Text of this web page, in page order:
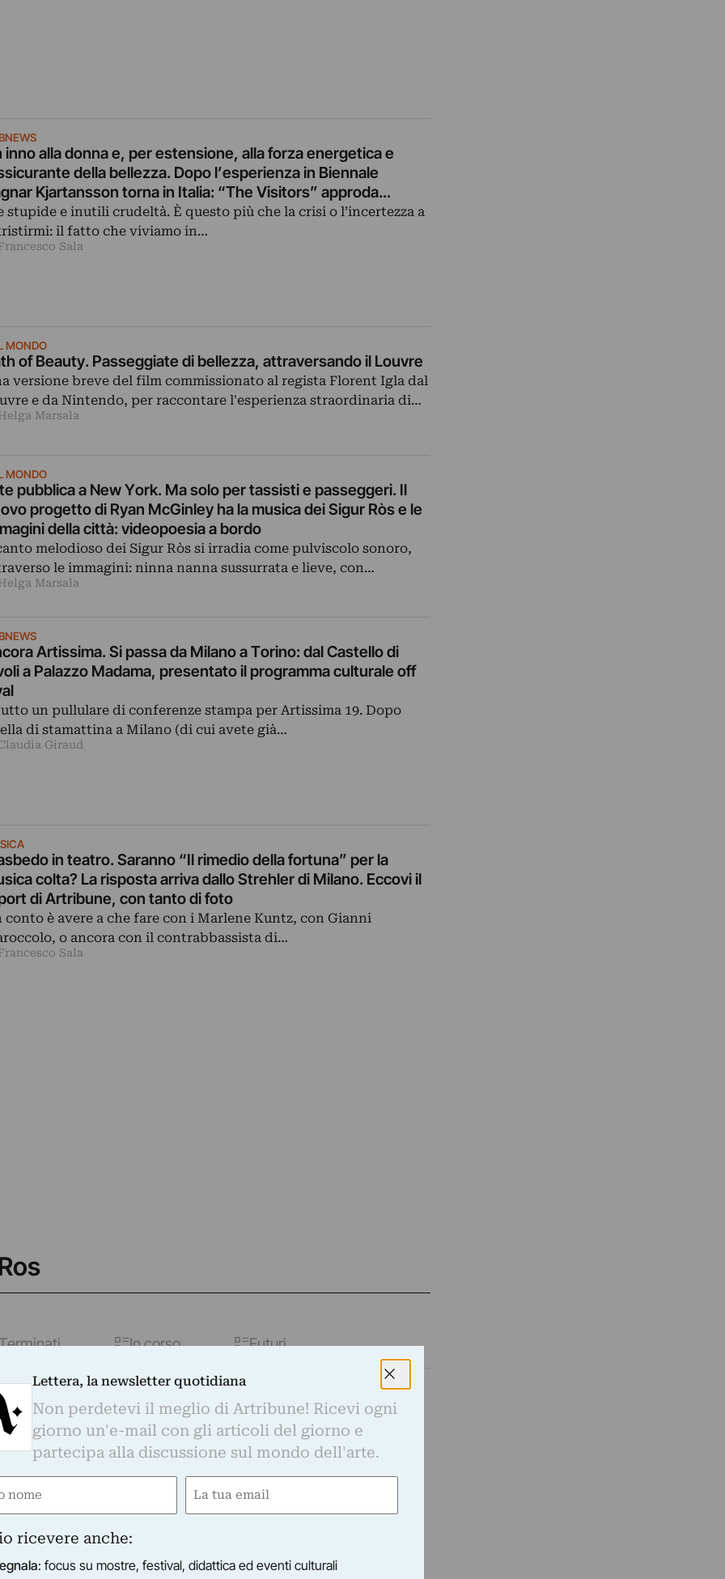
inno alla donna e, per estensione, alla forza energetica e
della bellezza. Dopo l’esperienza in Biennale
Kjartansson torna in Italia: “The Visitors” approda
Bicocca
stupide e inutili crudeltà. È questo più che la crisi o l’incertezza a
il fatto che viviamo in…
Sala
MONDO
of Beauty. Passeggiate di bellezza, attraversando il Louvre
versione breve del film commissionato al regista Florent Igla dal
e da Nintendo, per raccontare l'esperienza straordinaria di…
Marsala
MONDO
pubblica a New York. Ma solo per tassisti e passeggeri. Il
progetto di Ryan McGinley ha la musica dei Sigur Ròs e le
della città: videopoesia a bordo
melodioso dei Sigur Ròs si irradia come pulviscolo sonoro,
le immagini: ninna nanna sussurrata e lieve, con…
Marsala
Artissima. Si passa da Milano a Torino: dal Castello di
a Palazzo Madama, presentato il programma culturale off
un pullulare di conferenze stampa per Artissima 19. Dopo
di stamattina a Milano (di cui avete già…
Giraud
in teatro. Saranno “Il rimedio della fortuna” per la
colta? La risposta arriva dallo Strehler di Milano. Eccovi il
di Artribune, con tanto di foto
conto è avere a che fare con i Marlene Kuntz, con Gianni
o ancora con il contrabbassista di…
Sala
In corso Futuri
PERMANENT EXHIBITION
Ros - Valtari Film Experience
presenta Valtari Film Experience, il nuovo film dei Sigur
in anteprima assoluta.
Milano (MI) 09/12/2012
Lettera, la newsletter quotidiana
Non perdetevi il meglio di Artribune! Ricevi ogni
giorno un'e-mail con gli articoli del giorno e
partecipa alla discussione sul mondo dell'arte.
Email
ricevere anche:
: focus su mostre, festival, didattica ed eventi culturali